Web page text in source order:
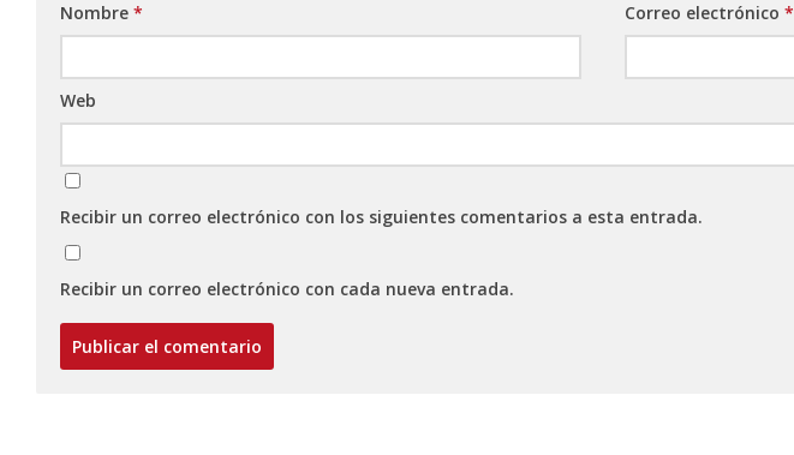
Nombre * Correo electrónico*
Web
Recibir un correo electrónico con los siguientes comentarios a esta entrada.
Recibir un correo electrónico con cada nueva entrada.